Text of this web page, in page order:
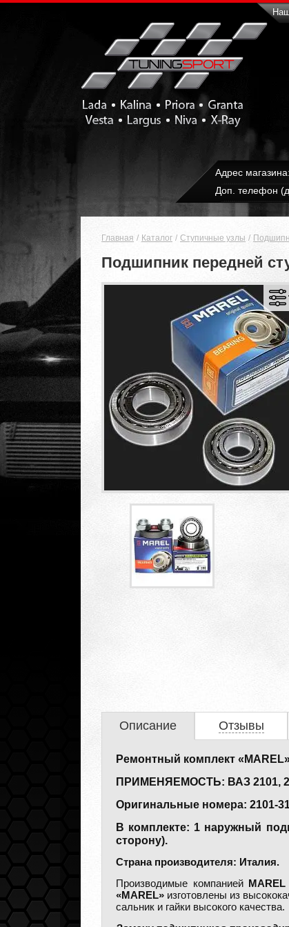
Адрес
Доп. телефон
Главная Каталог Ступичные узлы
Подшипник передней
Описание Отзывы
Ремонтный комплект
ПРИМЕНЯЕМОСТЬ: ВАЗ 2101,
Оригинальные номера: 2101-
В комплекте: 1 наружный
сторону).
Страна производителя: Италия.
Производимые компанией
MAREL
«MAREL» изготовлены из
сальник и гайки высокого качества.